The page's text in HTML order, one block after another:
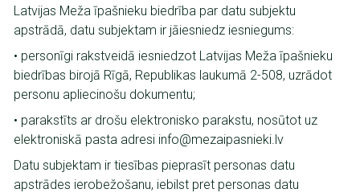
Latvijas Meža īpašnieku biedrība par datu subjektu
apstrādā, datu subjektam ir jāiesniedz iesniegums:
• personīgi rakstveidā iesniedzot Latvijas Meža īpašnieku
biedrības birojā Rīgā, Republikas laukumā 2-508, uzrādot
personu apliecinošu dokumentu;
• parakstīts ar drošu elektronisko parakstu, nosūtot uz
elektroniskā pasta adresi info@mezaipasnieki.lv
Datu subjektam ir tiesības pieprasīt personas datu
apstrādes ierobežošanu, iebilst pret personas datu